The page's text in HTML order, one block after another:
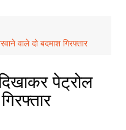
वाले दो बदमाश गिरफ्तार
पेट्रोल